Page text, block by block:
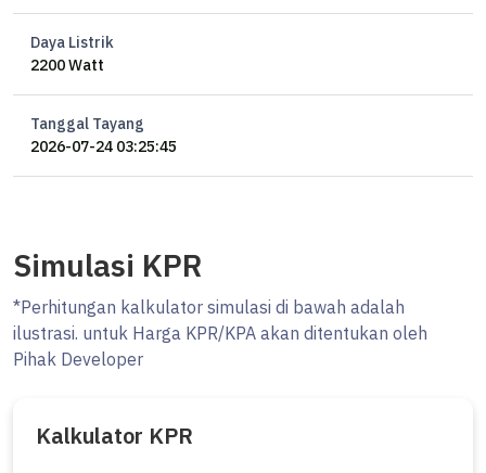
Daya Listrik
2200 Watt
Tanggal Tayang
2026-07-24 03:25:45
Simulasi KPR
*Perhitungan kalkulator simulasi di bawah adalah
ilustrasi. untuk Harga KPR/KPA akan ditentukan oleh
Pihak Developer
Kalkulator KPR